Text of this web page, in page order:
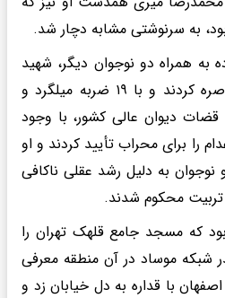
به سرنوشتی مشابه دچار شد.
به همراه دو نوجوان دیگر، شهید
سید عباس فاطمیه را محاصره کردند و با ۱۹ ضربه میلگرد و
قضات دیوان عالی کشور، با وجود
را برای محراب تأیید کردند و او
نوجوان به دلیل رشد عقلی ناکافی
محکوم شدند.
که مسجد جامع قلهک تهران را
شبکه موساد در آن منطقه معرفی
با قداره به دل خیابان زد و